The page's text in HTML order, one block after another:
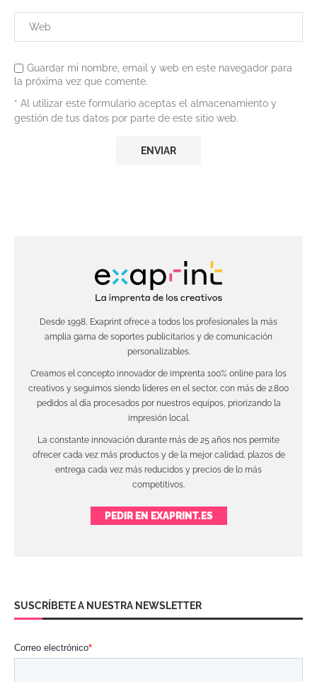
Guardar mi nombre, email y web en este navegador para
la próxima vez que comente.
* Al utilizar este formulario aceptas el almacenamiento y
gestión de tus datos por parte de este sitio web.
Desde 1998, Exaprint ofrece a todos los profesionales la más
amplia gama de soportes publicitarios y de comunicación
personalizables.
Creamos el concepto innovador de imprenta 100% online para los
creativos y seguimos siendo líderes en el sector, con más de 2.800
pedidos al día procesados por nuestros equipos, priorizando la
impresión local.
La constante innovación durante más de 25 años nos permite
ofrecer cada vez más productos y de la mejor calidad, plazos de
entrega cada vez más reducidos y precios de lo más
competitivos.
PEDIR EN EXAPRINT.ES
SUSCRÍBETE A NUESTRA NEWSLETTER